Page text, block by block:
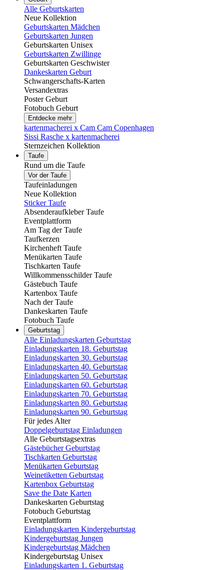
Alle Geburtskarten
Neue Kollektion
Geburtskarten Mädchen
Geburtskarten Jungen
Geburtskarten Unisex
Geburtskarten Zwillinge
Geburtskarten Geschwister
Dankeskarten Geburt
Schwangerschafts-Karten
Versandextras
Poster Geburt
Fotobuch Geburt
Entdecke mehr
kartenmacherei x Cam Cam Copenhagen
Sissi Rasche x kartenmacherei
Sternzeichen Kollektion
Taufe
Rund um die Taufe
Vor der Taufe
Taufeinladungen
Neue Kollektion
Sticker Taufe
Absenderaufkleber Taufe
Eventplattform
Am Tag der Taufe
Taufkerzen
Kirchenheft Taufe
Menükarten Taufe
Tischkarten Taufe
Willkommensschilder Taufe
Gästebuch Taufe
Kartenbox Taufe
Nach der Taufe
Dankeskarten Taufe
Fotobuch Taufe
Geburtstag
Alle Einladungskarten Geburtstag
Einladungskarten 18. Geburtstag
Einladungskarten 30. Geburtstag
Einladungskarten 40. Geburtstag
Einladungskarten 50. Geburtstag
Einladungskarten 60. Geburtstag
Einladungskarten 70. Geburtstag
Einladungskarten 80. Geburtstag
Einladungskarten 90. Geburtstag
Für jedes Alter
Doppelgeburtstag Einladungen
Alle Geburtstagsextras
Gästebücher Geburtstag
Tischkarten Geburtstag
Menükarten Geburtstag
Weinetiketten Geburtstag
Kartenbox Geburtstag
Save the Date Karten
Dankeskarten Geburtstag
Fotobuch Geburtstag
Eventplattform
Einladungskarten Kindergeburtstag
Kindergeburtstag Jungen
Kindergeburtstag Mädchen
Kindergeburtstag Unisex
Einladungskarten 1. Geburtstag